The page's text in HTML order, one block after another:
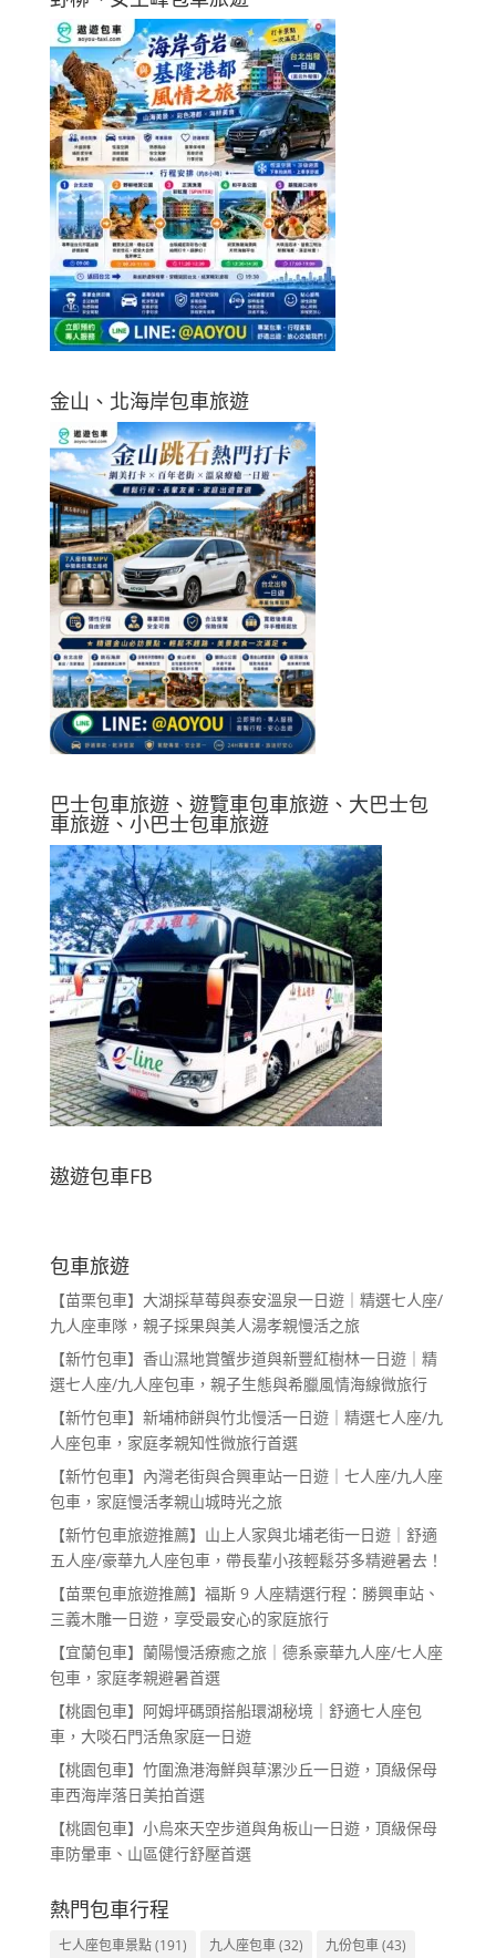
金山、北海岸包車旅遊
巴士包車旅遊、遊覽車包車旅遊、大巴士包
車旅遊、小巴士包車旅遊
遨遊包車FB
包車旅遊
【苗栗包車】大湖採草莓與泰安溫泉一日遊｜精選七人座/
九人座車隊，親子採果與美人湯孝親慢活之旅
【新竹包車】香山濕地賞蟹步道與新豐紅樹林一日遊｜精
選七人座/九人座包車，親子生態與希臘風情海線微旅行
【新竹包車】新埔柿餅與竹北慢活一日遊｜精選七人座/九
人座包車，家庭孝親知性微旅行首選
【新竹包車】內灣老街與合興車站一日遊｜七人座/九人座
包車，家庭慢活孝親山城時光之旅
【新竹包車旅遊推薦】山上人家與北埔老街一日遊｜舒適
五人座/豪華九人座包車，帶長輩小孩輕鬆芬多精避暑去！
【苗栗包車旅遊推薦】福斯 9 人座精選行程：勝興車站、
三義木雕一日遊，享受最安心的家庭旅行
【宜蘭包車】蘭陽慢活療癒之旅｜德系豪華九人座/七人座
包車，家庭孝親避暑首選
【桃園包車】阿姆坪碼頭搭船環湖秘境｜舒適七人座包
車，大啖石門活魚家庭一日遊
【桃園包車】竹圍漁港海鮮與草漯沙丘一日遊，頂級保母
車西海岸落日美拍首選
【桃園包車】小烏來天空步道與角板山一日遊，頂級保母
車防暈車、山區健行舒壓首選
熱門包車行程
七人座包車景點(191) 九人座包車(32) 九份包車(43)